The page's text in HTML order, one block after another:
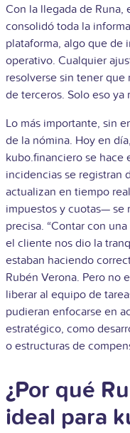
Con la llegada de Runa,
consolidó toda la
plataforma, algo que de
operativo. Cualquier
resolverse sin tener
de terceros. Solo eso ya
Lo más importante, sin
de la nómina. Hoy en
kubo.financiero se hace
incidencias se registran
actualizan en tiempo
impuestos y cuotas— se
precisa. “Contar con
el cliente nos dio la
estaban haciendo
Rubén Verona. Pero no
liberar al equipo de
pudieran enfocarse en
estratégico, como
o estructuras de
¿Por qué
ideal para